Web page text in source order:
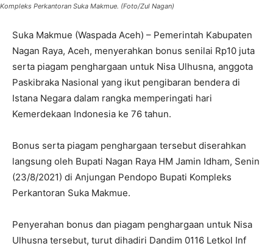
Kompleks Perkantoran Suka Makmue. (Foto/Zul Nagan)
Suka Makmue (Waspada Aceh) – Pemerintah Kabupaten
Nagan Raya, Aceh, menyerahkan bonus senilai Rp10 juta
serta piagam penghargaan untuk Nisa Ulhusna, anggota
Paskibraka Nasional yang ikut pengibaran bendera di
Istana Negara dalam rangka memperingati hari
Kemerdekaan Indonesia ke 76 tahun.
Bonus serta piagam penghargaan tersebut diserahkan
langsung oleh Bupati Nagan Raya HM Jamin Idham, Senin
(23/8/2021) di Anjungan Pendopo Bupati Kompleks
Perkantoran Suka Makmue.
Penyerahan bonus dan piagam penghargaan untuk Nisa
Ulhusna tersebut, turut dihadiri Dandim 0116 Letkol Inf